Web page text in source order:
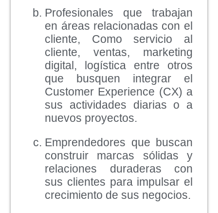
Profesionales que trabajan
en áreas relacionadas con el
cliente, Como servicio al
cliente, ventas, marketing
digital, logística entre otros
que busquen integrar el
Customer Experience (CX) a
sus actividades diarias o a
nuevos proyectos.
Emprendedores que buscan
construir marcas sólidas y
relaciones duraderas con
sus clientes para impulsar el
crecimiento de sus negocios.